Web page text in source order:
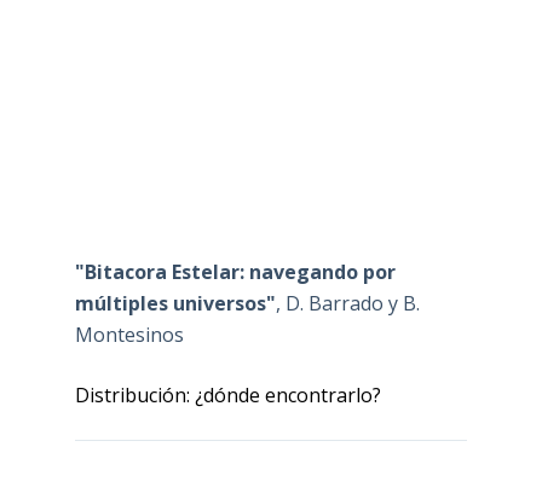
"Bitacora Estelar: navegando por
múltiples universos", D. Barrado y B.
Montesinos
Distribución: ¿dónde encontrarlo?